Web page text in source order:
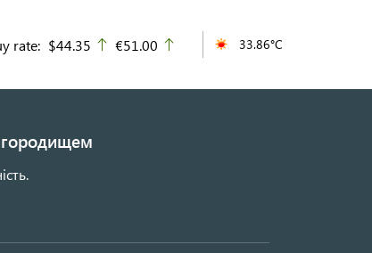
rate: $44.35 up
€51.00 33.86°C
городищем